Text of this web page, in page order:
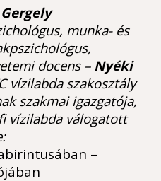
munka- és
docens –Nyéki
vízilabda szakosztály
szakmai igazgatója,
vízilabda válogatott
–